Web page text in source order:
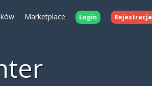
Marketplace Login Rejestracja